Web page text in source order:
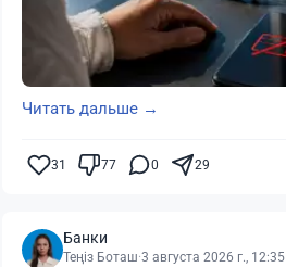
Читать дальше →
31 77 0 29
Банки
Теңіз Боташ·3 августа 2026 г., 12:35